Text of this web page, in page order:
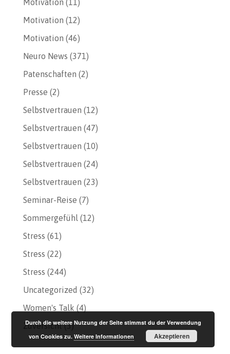
Motivation (11)
Motivation (12)
Motivation (46)
Neuro News (371)
Patenschaften (2)
Presse (2)
Selbstvertrauen (12)
Selbstvertrauen (47)
Selbstvertrauen (10)
Selbstvertrauen (24)
Selbstvertrauen (23)
Seminar-Reise (7)
Sommergefühl(12)
Stress (61)
Stress (22)
Stress (244)
Uncategorized (32)
Women's Talk (4)
Zuversicht(3)
Durch die weitere Nutzung der Seite stimmst du der Verwendung
von Cookies zu.Weitere Informationen Akzeptieren